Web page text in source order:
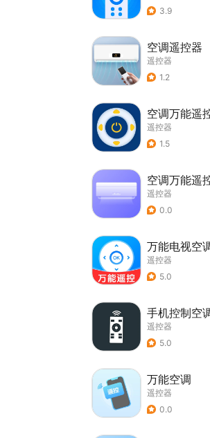
3.9
空调遥控器
遥控器
1.2
空调万能遥
遥控器
1.5
空调万能遥
遥控器
0.0
万能电视空
遥控器
5.0
手机控制空
遥控器
5.0
万能空调
遥控器
0.0